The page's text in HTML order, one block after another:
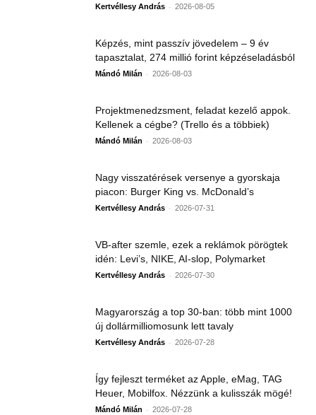
Kertvéllesy András - 2026-08-05
Képzés, mint passzív jövedelem – 9 év
tapasztalat, 274 millió forint képzéseladásból
Mándó Milán - 2026-08-03
Projektmenedzsment, feladat kezelő appok.
Kellenek a cégbe? (Trello és a többiek)
Mándó Milán - 2026-08-03
Nagy visszatérések versenye a gyorskaja
piacon: Burger King vs. McDonald’s
Kertvéllesy András - 2026-07-31
VB-after szemle, ezek a reklámok pörögtek
idén: Levi’s, NIKE, AI-slop, Polymarket
Kertvéllesy András - 2026-07-30
Magyarország a top 30-ban: több mint 1000
új dollármilliomosunk lett tavaly
Kertvéllesy András - 2026-07-28
Így fejleszt terméket az Apple, eMag, TAG
Heuer, Mobilfox. Nézzünk a kulisszák mögé!
Mándó Milán - 2026-07-28